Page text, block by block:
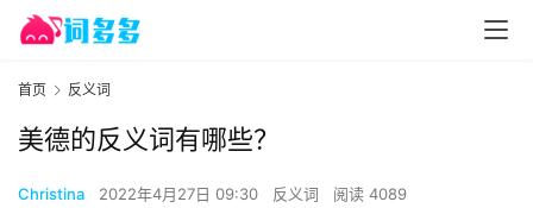
首页 反义词
美德的反义词有哪些？
Christina 2022年4月27日 09:30 反义词 阅读 4089